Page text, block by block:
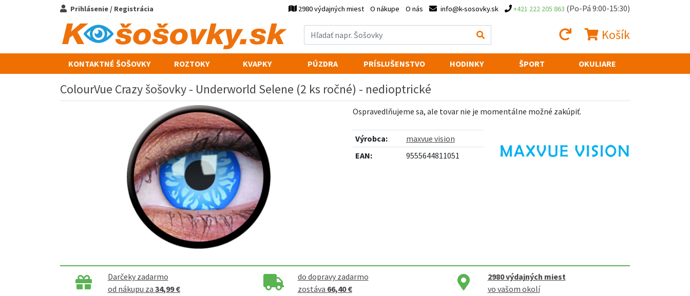
Prihlásenie / Registrácia 2980 výdajných miest O nákupe O nás info@k-sosovky.sk +421 222 205 863 (Po-Pá 9:00-15:30)
Košík
KONTAKTNÉ ŠOŠOVKY ROZTOKY KVAPKY PÚZDRA PRÍSLUŠENSTVO HODINKY ŠPORT OKULIARE
ColourVue Crazy šošovky - Underworld Selene (2 ks ročné) - nedioptrické
Ospravedlňujeme sa, ale tovar nie je momentálne možné zakúpiť.
Výrobca:
maxvue vision
EAN:
9555644811051
Darčeky zadarmo
od nákupu za 34,99 €
do dopravy zadarmo
zostáva 66,40 €
2980výdajných miest
vo vašom okolí